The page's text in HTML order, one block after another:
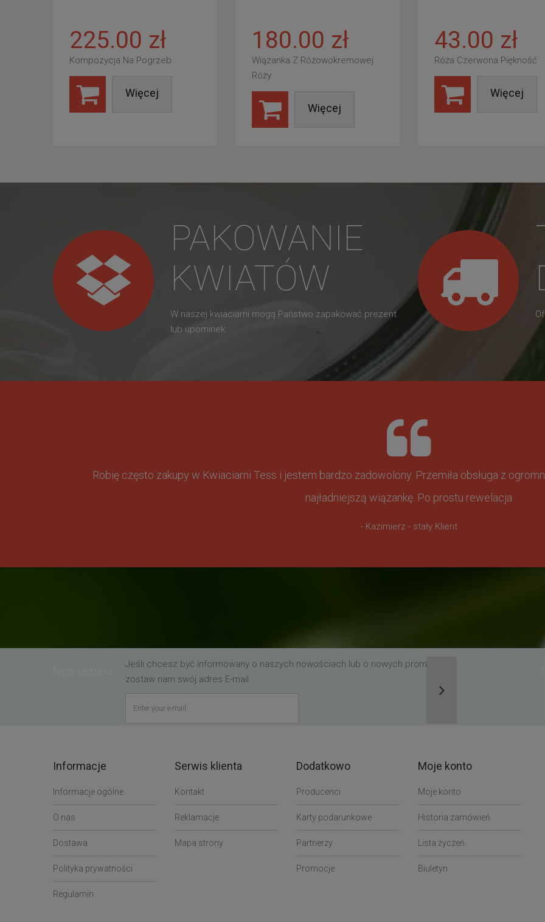
225.00 zł
Kompozycja Na Pogrzeb
Więcej
180.00 zł
Wiązanka Z Różowokremowej
Róży
Więcej
43.00 zł
Róża Czerwona Piękność
Więcej
PAKOWANIE
KWIATÓW
W naszej kwiaciarni mogą Państwo zapakować prezent
lub upominek.
Robię często zakupy w Kwiaciarni Tess i jestem bardzo zadowolony. Przemiła obsługa z
najładniejszą wiązankę. Po prostu rewelacja
- Kazimierz - stały Klient
Jeśli chcesz być informowany o naszych nowościach lub o nowych promocjach,
zostaw nam swój adres E-mail
Informacje
Informacje ogólne
O nas
Dostawa
Polityka prywatności
Regulamin
Serwis klienta
Kontakt
Reklamacje
Mapa strony
Dodatkowo
Producenci
Karty podarunkowe
Partnerzy
Promocje
Moje konto
Moje konto
Historia zamówień
Lista życzeń
Biuletyn